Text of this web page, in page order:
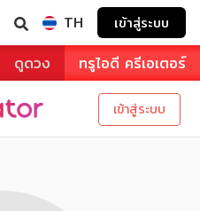
TH เข้าสู่ระบบ
ดูดวง ทรูไอดี ครีเอเตอร์
เข้าสู่ระบบ